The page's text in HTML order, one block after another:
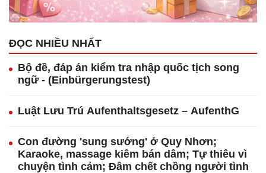
ĐỌC NHIỀU NHẤT
Bộ đề, đáp án kiểm tra nhập quốc tịch song
ngữ - (Einbürgerungstest)
Luật Lưu Trú Aufenthaltsgesetz – AufenthG
Con đường 'sung sướng' ở Quy Nhơn;
Karaoke, massage kiêm bán dâm; Tự thiêu vì
chuyện tình cảm; Đâm chết chồng người tình